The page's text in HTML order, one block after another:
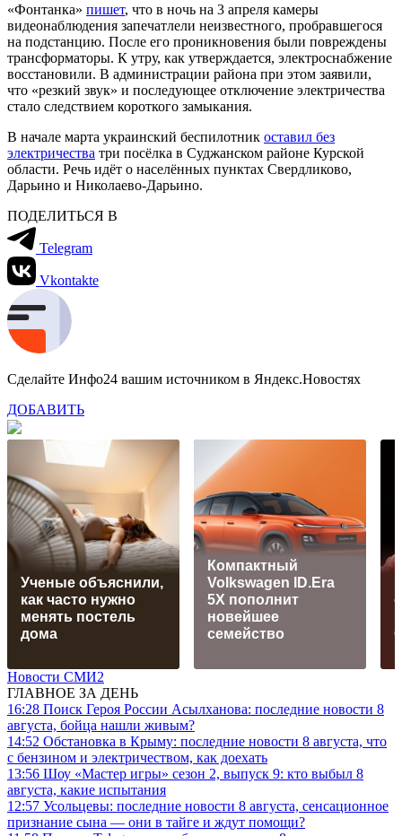
«Фонтанка» пишет, что в ночь на 3 апреля камеры
видеонаблюдения запечатлели неизвестного, пробравшегося
на подстанцию. После его проникновения были повреждены
трансформаторы. К утру, как утверждается, электроснабжение
восстановили. В администрации района при этом заявили,
что «резкий звук» и последующее отключение электричества
стало следствием короткого замыкания.
В начале марта украинский беспилотник оставил без
электричества три посёлка в Суджанском районе Курской
области. Речь идёт о населённых пунктах Свердликово,
Дарьино и Николаево-Дарьино.
ПОДЕЛИТЬСЯ В
Telegram
Vkontakte
Сделайте Инфо24 вашим источником в Яндекс.Новостях
ДОБАВИТЬ
Ученые объяснили,
как часто нужно
менять постель
дома
Компактный
Volkswagen ID.Era
5X пополнит
новейшее
семейство
Новости СМИ2
ГЛАВНОЕ ЗА ДЕНЬ
16:28 Поиск Героя России Асылханова: последние новости 8
августа, бойца нашли живым?
14:52 Обстановка в Крыму: последние новости 8 августа, что
с бензином и электричеством, как доехать
13:56 Шоу «Мастер игры» сезон 2, выпуск 9: кто выбыл 8
августа, какие испытания
12:57 Усольцевы: последние новости 8 августа, сенсационное
признание сына — они в тайге и ждут помощи?